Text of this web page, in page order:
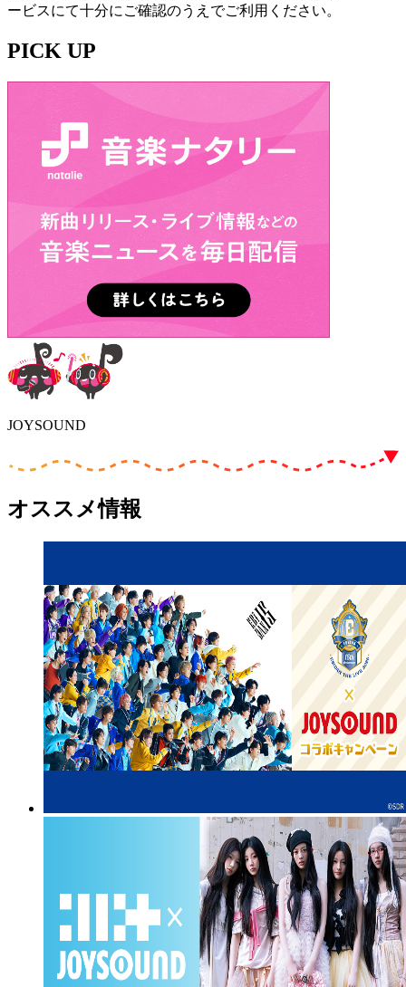
ービスにて十分にご確認のうえでご利用ください。
PICK UP
JOYSOUND
オススメ情報